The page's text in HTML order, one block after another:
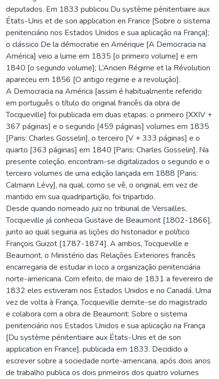
deputados. Em 1833 publicou Du système pénitentiaire aux
États-Unis et de son application en France [Sobre o sistema
penitenciário nos Estados Unidos e sua aplicação na França];
o clássico De la démocratie en Amérique [A Democracia na
América] veio a lume em 1835 [o primeiro volume] e em
1840 [o segundo volume]; L’Ancien Régime et la Révolution
apareceu em 1856 [O antigo regime e a revolução].
A Democracia na América [assim é habitualmente referido
em português o título do original francês da obra de
Tocqueville] foi publicada em duas etapas: o primeiro [XXIV +
367 páginas] e o segundo [459 páginas] volumes em 1835
[Paris: Charles Gosselin], o terceiro [V + 333 páginas] e o
quarto [363 páginas] em 1840 [Paris: Charles Gosselin]. Na
presente coleção, encontram-se digitalizados o segundo e o
terceiro volumes de uma edição lançada em 1888 [Paris:
Calmann Lévy], na qual, como se vê, o original, em vez de
mantido em sua quadripartição, foi tripartido.
Desde quando nomeado juiz no tribunal de Versailles,
Tocqueville já conhecia Gustave de Beaumont [1802-1866],
junto ao qual seguiria as lições do historiador e político
François Guizot [1787-1874]. A ambos, Tocqueville e
Beaumont, o Ministério das Relações Exteriores francês
encarregaria de estudar in loco a organização penitenciária
norte-americana. Com efeito, de maio de 1831 a fevereiro de
1832 eles estiveram nos Estados Unidos e no Canadá. Uma
vez de volta à França, Tocqueville demite-se do magistrado
e colabora com a obra de Beaumont: Sobre o sistema
penitenciário nos Estados Unidos e sua aplicação na França
[Du système pénitentiaire aux États-Unis et de son
application en France], publicada em 1833. Decidido a
escrever sobre a sociedade norte-americana, após dois anos
de trabalho publica os dois primeiros dos quatro volumes